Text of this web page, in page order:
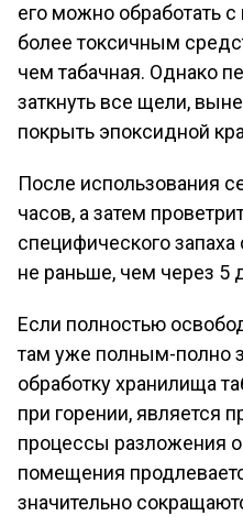
его можно обработать
более токсичным
чем табачная. Однако
заткнуть все щели,
покрыть эпоксидной
После использования
часов, а затем
специфического
не раньше, чем через 5
Если полностью
там уже полным-полно
обработку хранилища
при горении, является
процессы разложения
помещения
значительно